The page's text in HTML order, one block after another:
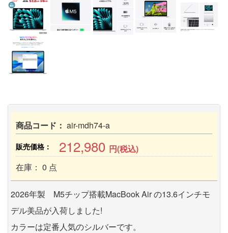
商品コード： air-mdh74-a
販売価格： 212,980 円(税込)
在庫： 0 点
2026年製 M5チップ搭載MacBook Air の13.6インチモ
デル美品が入荷しました!
カラーは定番人気のシルバーです。